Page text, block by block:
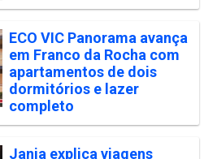
ECO VIC Panorama avança
em Franco da Rocha com
apartamentos de dois
dormitórios e lazer
completo
Janja explica viagens